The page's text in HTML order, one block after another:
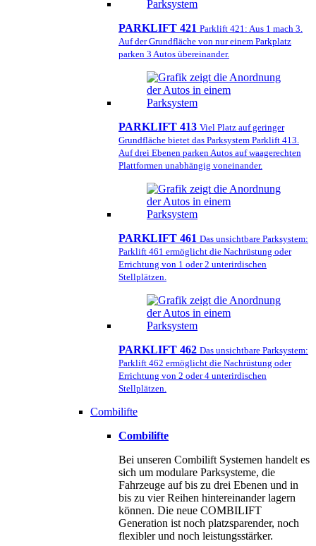
PARKLIFT 421 Parklift 421: Aus 1 mach 3.
Auf der Grundfläche von nur einem Parkplatz
parken 3 Autos übereinander.
PARKLIFT 413 Viel Platz auf geringer
Grundfläche bietet das Parksystem Parklift 413.
Auf drei Ebenen parken Autos auf waagerechten
Plattformen unabhängig voneinander.
PARKLIFT 461 Das unsichtbare Parksystem:
Parklift 461 ermöglicht die Nachrüstung oder
Errichtung von 1 oder 2 unterirdischen
Stellplätzen.
PARKLIFT 462 Das unsichtbare Parksystem:
Parklift 462 ermöglicht die Nachrüstung oder
Errichtung von 2 oder 4 unterirdischen
Stellplätzen.
Combilifte
Combilifte
Bei unseren Combilift Systemen handelt es
sich um modulare Parksysteme, die
Fahrzeuge auf bis zu drei Ebenen und in
bis zu vier Reihen hintereinander lagern
können. Die neue COMBILIFT
Generation ist noch platzsparender, noch
flexibler und noch leistungsstärker.